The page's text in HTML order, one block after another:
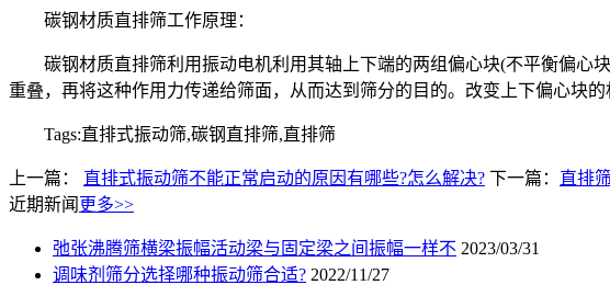
碳钢材质直排筛工作原理：
碳钢材质直排筛利用振动电机利用其轴上下端的两组偏心块(不平衡偏心
重叠，再将这种作用力传递给筛面，从而达到筛分的目的。改变上下偏心块
Tags:直排式振动筛,碳钢直排筛,直排筛
上一篇： 直排式振动筛不能正常启动的原因有哪些?怎么解决? 下一篇： 直排
近期新闻 更多>>
弛张沸腾筛横梁振幅活动梁与固定梁之间振幅一样不 2023/03/31
调味剂筛分选择哪种振动筛合适? 2022/11/27